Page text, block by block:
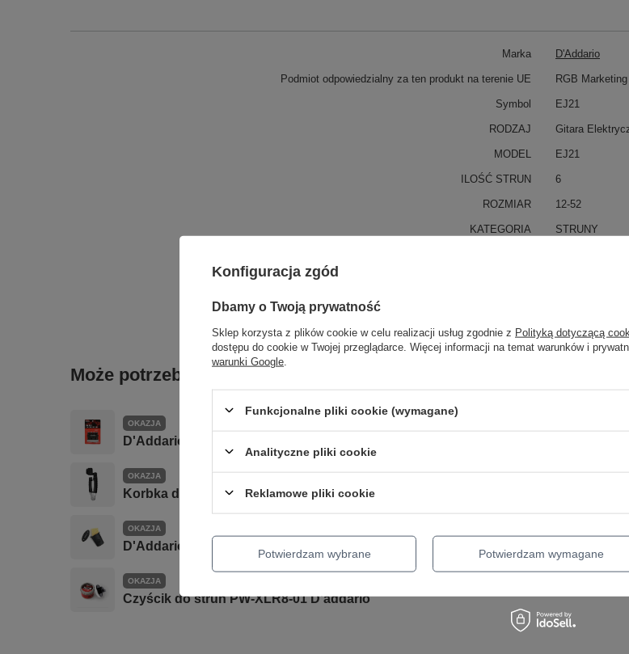
Marka D'Addario
Podmiot odpowiedzialny za ten produkt na terenie UE RGB
Symbol EJ21
RODZAJ Gitara
MODEL EJ21
ILOŚĆ STRUN 6
ROZMIAR 12-52
KATEGORIA
STRUNY
Może potrzebujesz tego do gitary
OKAZJA
D'Addario PW-VG-01 VARIGRIP Urządzenie do ćwiczenia palców
OKAZJA
Korbka do strun DP0002 z obcinarką D'Addario Pro-Winder
OKAZJA
D'Addario GH nawilżacz do otworu dźwiękowego gitary akustycznej
OKAZJA
Czyścik do strun PW-XLR8-01 D'addario
Konfiguracja zgód
Dbamy o Twoją prywatność
Sklep korzysta z plików cookie w celu realizacji usług zgodnie z Polityką dotyczącą
dostępu do cookie w Twojej przeglądarce. Więcej informacji na temat warunków i
warunki Google
Funkcjonalne pliki cookie (wymagane)
Analityczne pliki cookie
Reklamowe pliki cookie
Potwierdzam wybrane Potwierdzam wymagane